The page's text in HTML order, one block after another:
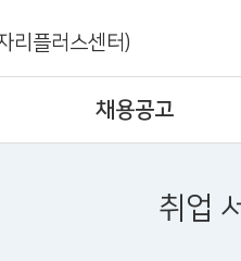
리플러스센터)
채용공고
취업